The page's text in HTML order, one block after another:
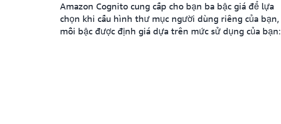
Amazon Cognito cung cấp cho bạn ba bậc giá để lựa
chọn khi cấu hình thư mục người dùng riêng của bạn,
mỗi bậc được định giá dựa trên mức sử dụng của bạn: